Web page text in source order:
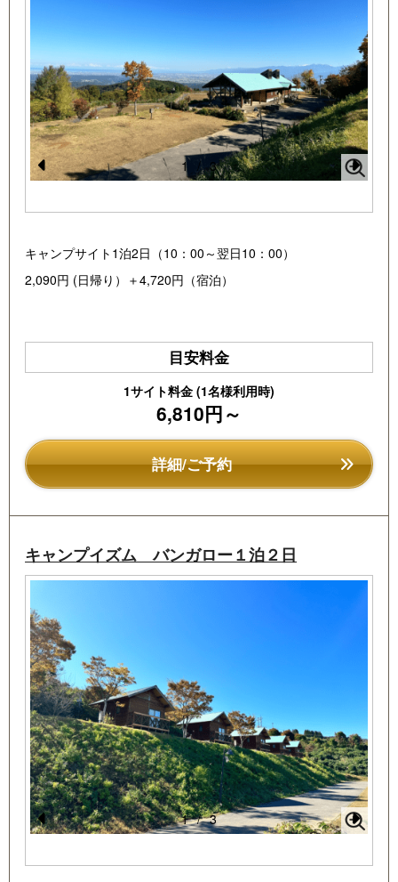
Pr
e
o
N
e
1 / 3
キャンプサイト1泊2日（10：00～翌日10：00）
2,090円 (日帰り）＋4,720円（宿泊）
目安料金
1サイト料金 (1名様利用時)
6,810円～
詳細/ご予約
Pr
e
N
e
1 / 3
キャンプイズム バンガロー１泊２日